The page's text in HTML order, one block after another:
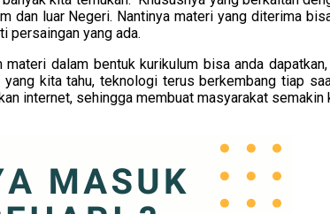
luar Negeri. Nantinya materi yang diterima
persaingan yang ada.
dalam bentuk kurikulum bisa anda
kita tahu, teknologi terus berkembang tiap
internet, sehingga membuat masyarakat semakin